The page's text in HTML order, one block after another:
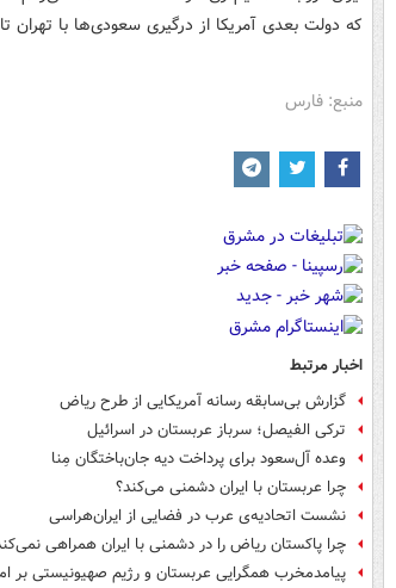
که دولت بعدی آمریکا از درگیری‌ سعودی‌ها با تهران
منبع: فارس
اخبار مرتبط
گزارش بی‌سابقه رسانه آمریکایی از طرح ریاض
ترکی الفیصل؛ سرباز عربستان در اسرائیل
وعده آل‌سعود برای پرداخت دیه جان‌باختگان مِنا
چرا عربستان با ایران دشمنی می‌کند؟
نشست اتحادیه‌ی عرب در فضایی از ایران‌هراسی
چرا پاکستان ریاض را در دشمنی با ایران همراهی
پیامدمخرب همگرایی عربستان و رژیم صهیونیستی بر